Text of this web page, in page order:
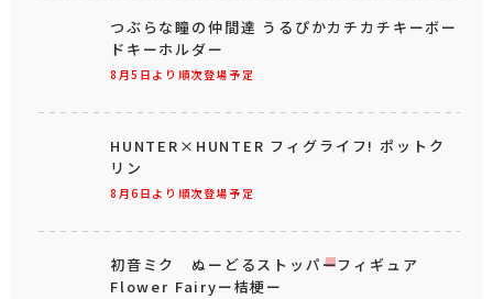
8月5日より順次登場予定
つぶらな瞳の仲間達 うるぴかカチカチキーボー
ドキーホルダー
8月6日より順次登場予定
HUNTER×HUNTER フィグライフ! ポットク
リン
初音ミク ぬーどるストッパーフィギュア
Flower Fairyー桔梗ー